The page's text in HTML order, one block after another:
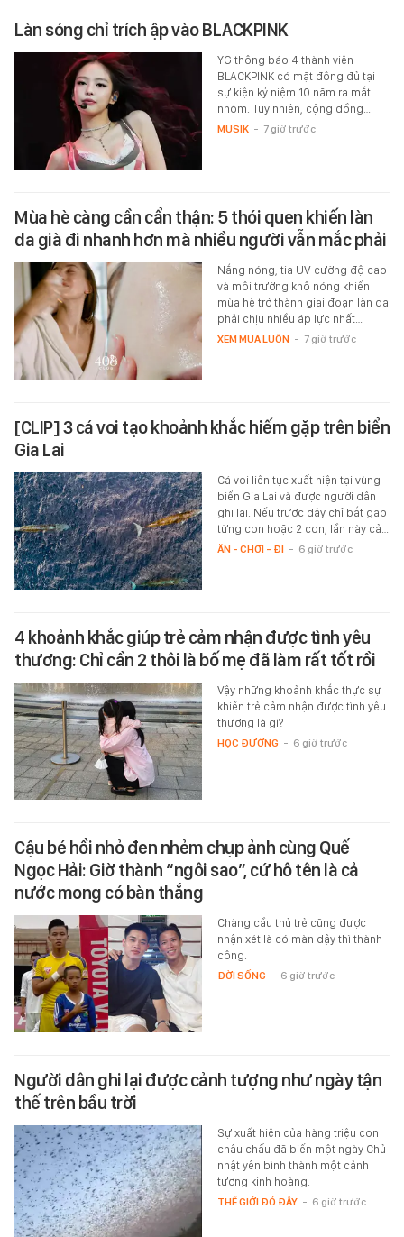
Làn sóng chỉ trích ập vào BLACKPINK
YG thông báo 4 thành viên
BLACKPINK có mặt đông đủ tại
sự kiện kỷ niệm 10 năm ra mắt
nhóm. Tuy nhiên, cộng đồng…
MUSIK - 7 giờ trước
Mùa hè càng cần cẩn thận: 5 thói quen khiến làn
da già đi nhanh hơn mà nhiều người vẫn mắc phải
Nắng nóng, tia UV cường độ cao
và môi trường khô nóng khiến
mùa hè trở thành giai đoạn làn da
phải chịu nhiều áp lực nhất…
XEM MUA LUÔN - 7 giờ trước
[CLIP] 3 cá voi tạo khoảnh khắc hiếm gặp trên biển
Gia Lai
Cá voi liên tục xuất hiện tại vùng
biển Gia Lai và được người dân
ghi lại. Nếu trước đây chỉ bắt gặp
từng con hoặc 2 con, lần này cả…
ĂN - CHƠI - ĐI - 6 giờ trước
4 khoảnh khắc giúp trẻ cảm nhận được tình yêu
thương: Chỉ cần 2 thôi là bố mẹ đã làm rất tốt rồi
Vậy những khoảnh khắc thực sự
khiến trẻ cảm nhận được tình yêu
thương là gì?
HỌC ĐƯỜNG - 6 giờ trước
Cậu bé hồi nhỏ đen nhẻm chụp ảnh cùng Quế
Ngọc Hải: Giờ thành “ngôi sao”, cứ hô tên là cả
nước mong có bàn thắng
Chàng cầu thủ trẻ cũng được
nhận xét là có màn dậy thì thành
công.
ĐỜI SỐNG - 6 giờ trước
Người dân ghi lại được cảnh tượng như ngày tận
thế trên bầu trời
Sự xuất hiện của hàng triệu con
châu chấu đã biến một ngày Chủ
nhật yên bình thành một cảnh
tượng kinh hoàng.
THẾ GIỚI ĐÓ ĐÂY - 6 giờ trước